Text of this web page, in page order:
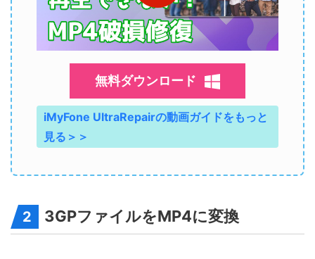
無料ダウンロード
iMyFone UltraRepairの動画ガイドをもっと
見る＞＞
2 3GPファイルをMP4に変換